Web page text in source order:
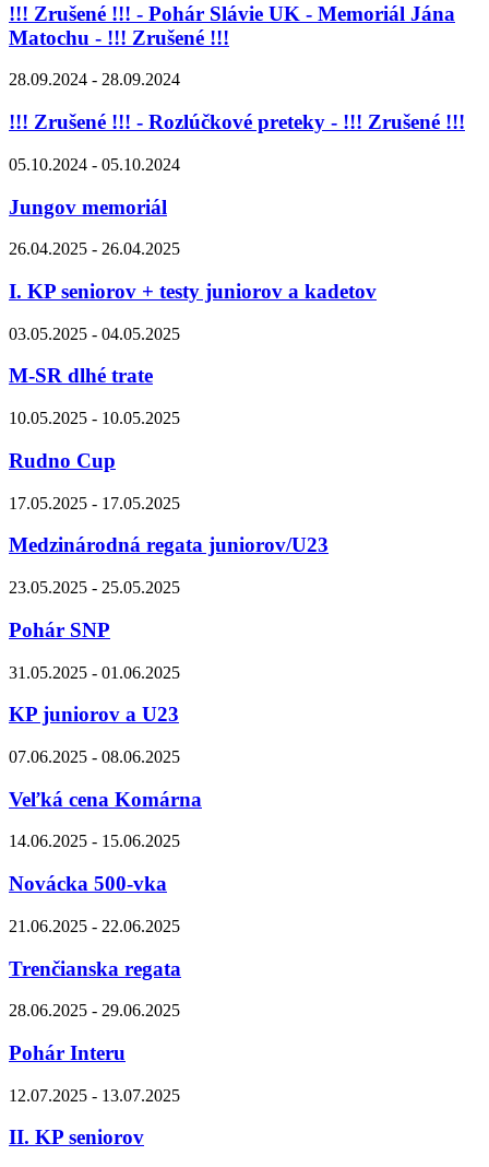
!!! Zrušené !!! - Pohár Slávie UK - Memoriál Jána
Matochu - !!! Zrušené !!!
28.09.2024 - 28.09.2024
!!! Zrušené !!! - Rozlúčkové preteky - !!! Zrušené !!!
05.10.2024 - 05.10.2024
Jungov memoriál
26.04.2025 - 26.04.2025
I. KP seniorov + testy juniorov a kadetov
03.05.2025 - 04.05.2025
M-SR dlhé trate
10.05.2025 - 10.05.2025
Rudno Cup
17.05.2025 - 17.05.2025
Medzinárodná regata juniorov/U23
23.05.2025 - 25.05.2025
Pohár SNP
31.05.2025 - 01.06.2025
KP juniorov a U23
07.06.2025 - 08.06.2025
Veľká cena Komárna
14.06.2025 - 15.06.2025
Novácka 500-vka
21.06.2025 - 22.06.2025
Trenčianska regata
28.06.2025 - 29.06.2025
Pohár Interu
12.07.2025 - 13.07.2025
II. KP seniorov